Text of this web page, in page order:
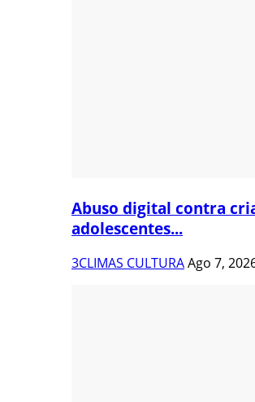
Abuso digital contra
adolescentes...
3CLIMAS CULTURAAgo 7,